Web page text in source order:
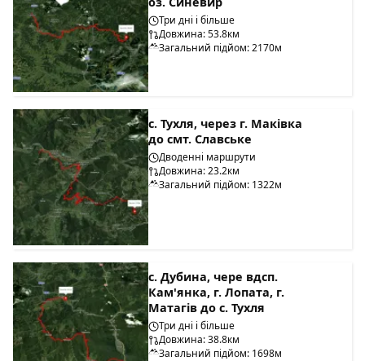
Три дні і більше
Довжина: 53.8км
Загальний підйом: 2170м
с. Тухля, через г. Маківка
до смт. Славське
Дводенні маршрути
Довжина: 23.2км
Загальний підйом: 1322м
с. Дубина, чере вдсп.
Кам'янка, г. Лопата, г.
Матагів до с. Тухля
Три дні і більше
Довжина: 38.8км
Загальний підйом: 1698м